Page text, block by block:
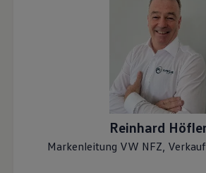
Reinhard
Markenleitung VW NFZ,